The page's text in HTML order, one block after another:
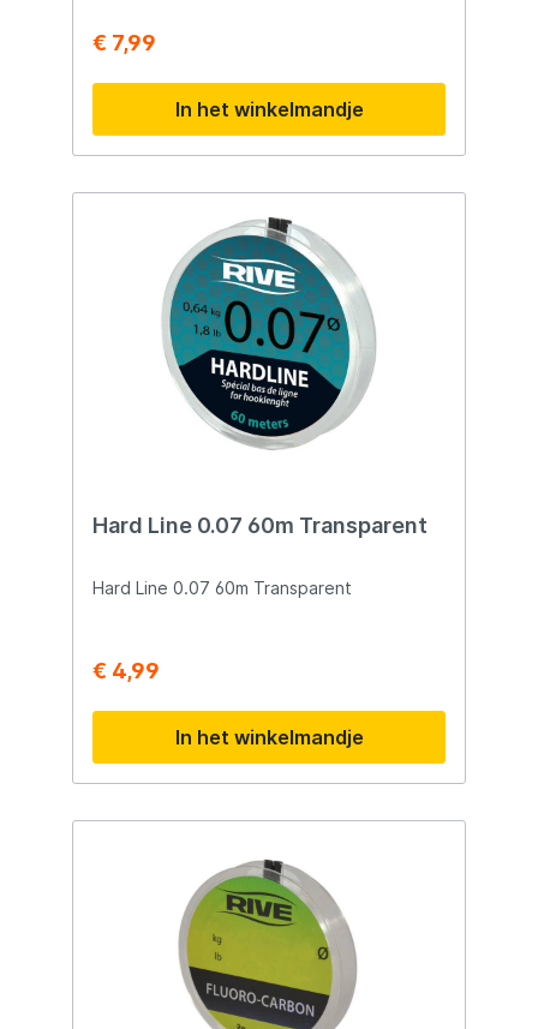
€ 7,99
In het winkelmandje
Hard Line 0.07 60m Transparent
Hard Line 0.07 60m Transparent
€ 4,99
In het winkelmandje